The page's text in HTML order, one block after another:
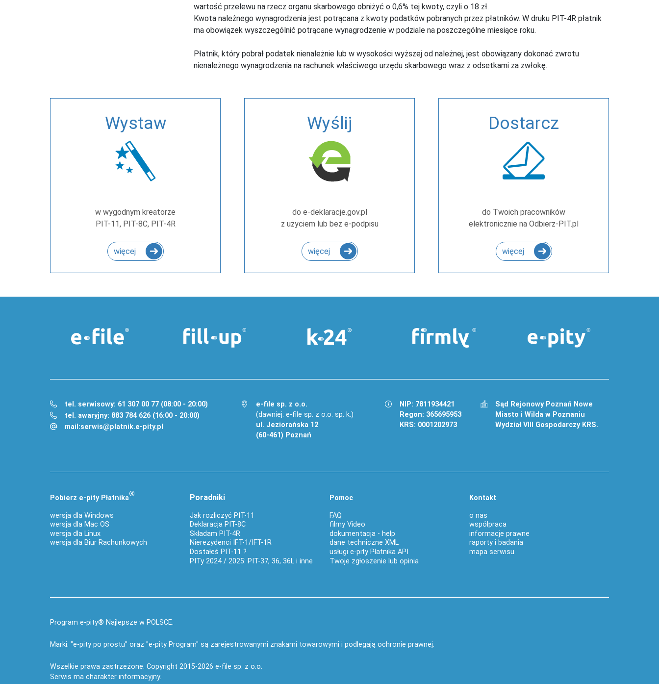
wartość przelewu na rzecz organu skarbowego obniżyć o 0,6% tej kwoty, czyli o 18 zł.
Kwota należnego wynagrodzenia jest potrącana z kwoty podatków pobranych przez płatników. W druku PIT-4R płatnik
ma obowiązek wyszczególnić potrącane wynagrodzenie w podziale na poszczególne miesiące roku.
Płatnik, który pobrał podatek nienależnie lub w wysokości wyższej od należnej, jest obowiązany dokonać zwrotu
nienależnego wynagrodzenia na rachunek właściwego urzędu skarbowego wraz z odsetkami za zwłokę.
Wystaw
w wygodnym kreatorze
PIT-11, PIT-8C, PIT-4R
więcej
Wyślij
do e-deklaracje.gov.pl
z użyciem lub bez e-podpisu
więcej
Dostarcz
do Twoich pracowników
elektronicznie na Odbierz-PIT.pl
więcej
tel. serwisowy: 61 307 00 77 (08:00 - 20:00)
tel. awaryjny: 883 784 626 (16:00 - 20:00)
mail:serwis@platnik.e-pity.pl
e-file sp. z o.o.
(dawniej: e-file sp. z o.o. sp. k.)
ul. Jeziorańska 12
(60-461) Poznań
NIP: 7811934421
Regon: 365695953
KRS: 0001202973
Sąd Rejonowy Poznań Nowe
Miasto i Wilda w Poznaniu
Wydział VIII Gospodarczy KRS.
Pobierz e‑pity Płatnika®
wersja dla Windows
wersja dla Mac OS
wersja dla Linux
wersja dla Biur Rachunkowych
Poradniki
Jak rozliczyć PIT-11
Deklaracja PIT-8C
Składam PIT-4R
Nierezydenci IFT-1/IFT-1R
Dostałeś PIT-11 ?
PITy 2024 / 2025: PIT-37, 36, 36L i inne
Pomoc
FAQ
filmy Video
dokumentacja - help
dane techniczne XML
usługi e-pity Płatnika API
Twoje zgłoszenie lub opinia
Kontakt
o nas
współpraca
informacje prawne
raporty i badania
mapa serwisu
Program e-pity® Najlepsze w POLSCE.
Marki: "e-pity po prostu" oraz "e-pity Program" są zarejestrowanymi znakami towarowymi i podlegają ochronie prawnej.
Wszelkie prawa zastrzeżone. Copyright 2015-2026 e-file sp. z o.o.
Serwis ma charakter informacyjny.